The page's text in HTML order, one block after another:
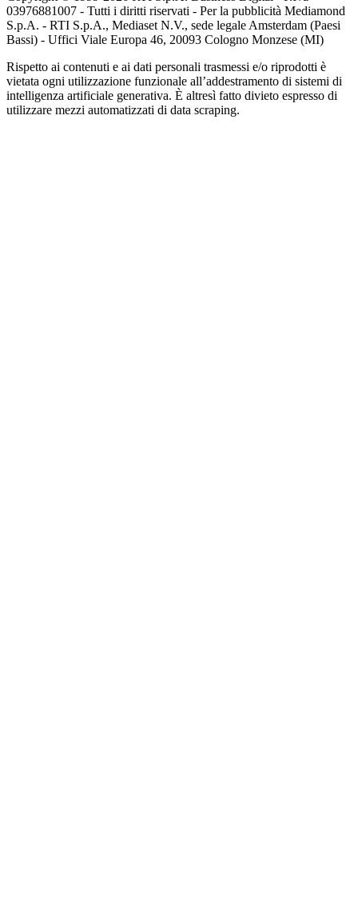
03976881007 - Tutti i diritti riservati - Per la pubblicità Mediamond
S.p.A. - RTI S.p.A., Mediaset N.V., sede legale Amsterdam (Paesi
Bassi) - Uffici Viale Europa 46, 20093 Cologno Monzese (MI)
Rispetto ai contenuti e ai dati personali trasmessi e/o riprodotti è
vietata ogni utilizzazione funzionale all’addestramento di sistemi di
intelligenza artificiale generativa. È altresì fatto divieto espresso di
utilizzare mezzi automatizzati di data scraping.